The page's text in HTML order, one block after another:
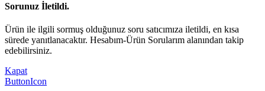
Sorunuz İletildi.
Ürün ile ilgili sormuş olduğunuz soru satıcımıza iletildi, en kısa
sürede yanıtlanacaktır. Hesabım-Ürün Sorularım alanından takip
edebilirsiniz.
Kapat
ButtonIcon